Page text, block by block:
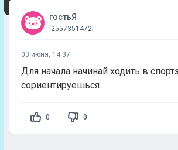
гостьЯ
[2557351472]
03 июня, 14:37
Для начала начинай ходить в
сориентируешься.
0 0